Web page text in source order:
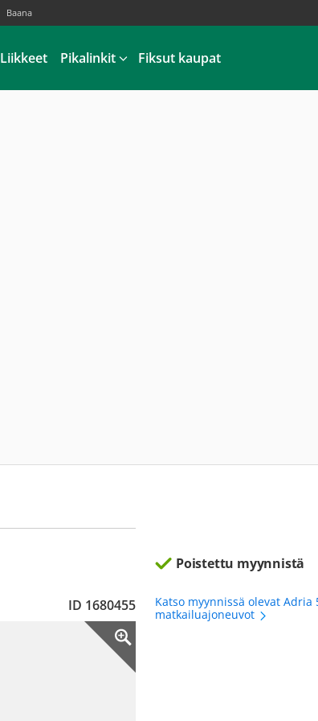
Baana
Liikkeet Pikalinkit Fiksut kaupat
ID 1680455
Poistettu myynnistä
Katso myynnissä olevat Adria
matkailuajoneuvot